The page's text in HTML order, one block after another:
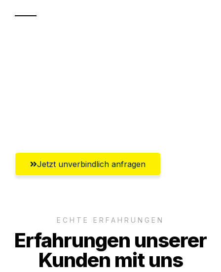
Jetzt unverbindlich anfragen
ECHTE ERFAHRUNGEN
Erfahrungen unserer
Kunden mit uns